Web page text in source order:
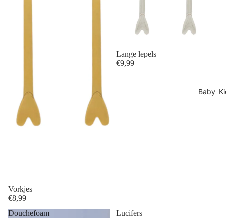
Baby￨
Vorkjes
€8,99
Lange lepels
€9,99
Douchefoam Lucifers